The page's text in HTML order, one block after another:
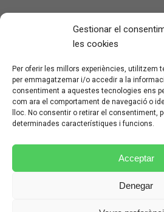
Gestionar el
les cookies
Per oferir les millors experiències, utilitzem
per emmagatzemar i/o accedir a la
consentiment a aquestes tecnologies ens
com ara el comportament de navegació o
lloc. No consentir o retirar el consentiment,
determinades característiques i funcions.
Acceptar
Denegar
CLASSE EN GRUP
QUI SOC?
CONTACTE
AVÍS LEGAL I PROTECCIÓ DE
POLÍTICA DE COOKIES (UE)
CONDICIONS PARTICULARS D’ÚS
POLÍTICA DE PRIVACITAT